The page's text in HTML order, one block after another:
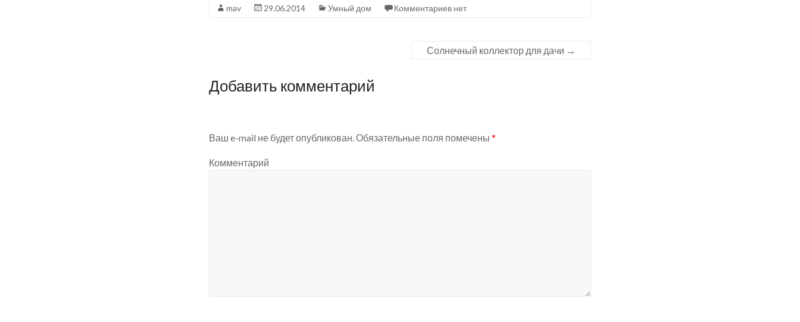
mav 29.06.2014 Умный дом Комментариев нет
Солнечный коллектор для дачи →
Добавить комментарий
Ваш e-mail не будет опубликован.Обязательные поля помечены*
Комментарий